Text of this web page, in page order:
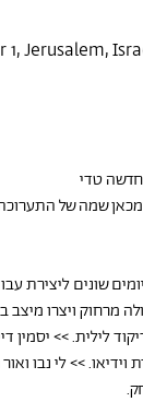
שמה של
שונים ליצירת
מרחוק ויצרו
לילית. >> יסמין
וידיאו. >> לי נבו